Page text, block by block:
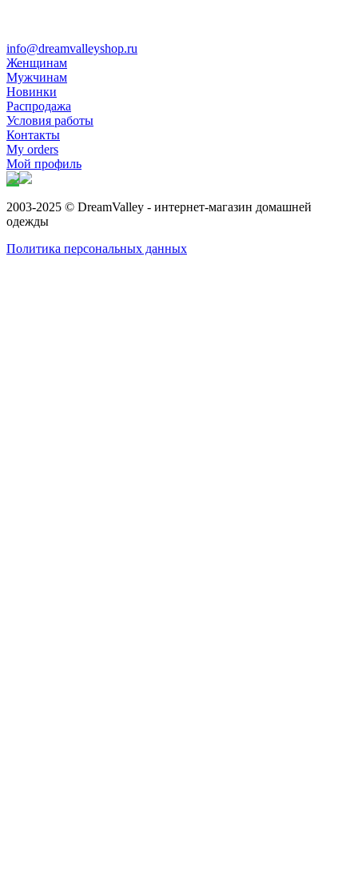
info@dreamvalleyshop.ru
Женщинам
Мужчинам
Новинки
Распродажа
Условия работы
Контакты
My orders
Мой профиль
2003-2025 © DreamValley - интернет-магазин домашней
одежды
Политика персональных данных